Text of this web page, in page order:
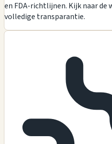
en FDA-richtlijnen. Kijk naar
volledige transparantie.